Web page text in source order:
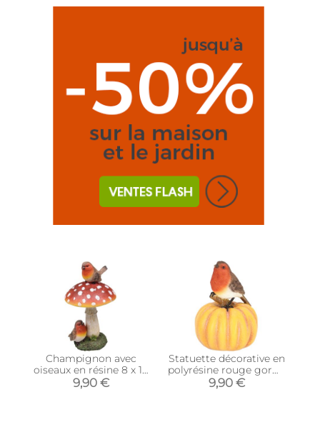
Champignon avec
oiseaux en résine 8 x 16
cm
9,90 €
Statuette décorative en
polyrésine rouge gorge
sur citrouille
9,90 €